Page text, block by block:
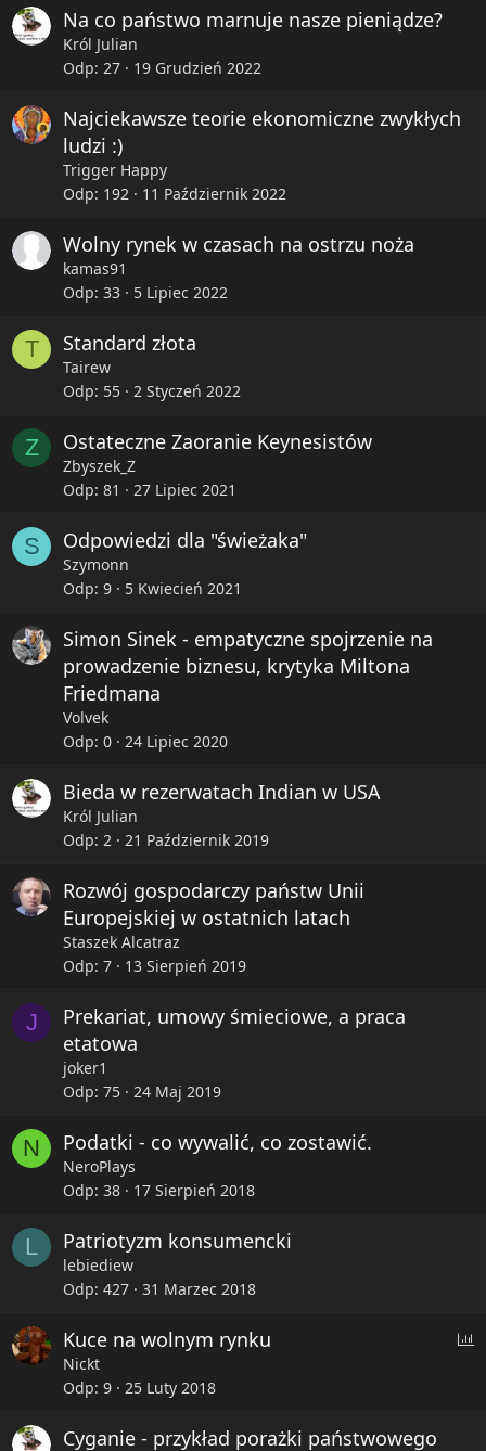
Na co państwo marnuje nasze pieniądze?
Król Julian
Odp 27 19 Grudzień 2022
Najciekawsze teorie ekonomiczne zwykłych
ludzi :)
Trigger Happy
Odp 192 11 Październik 2022
Wolny rynek w czasach na ostrzu noża
kamas91
Odp 33 5 Lipiec 2022
T Standard złota
Tairew
Odp 55 2 Styczeń 2022
Z Ostateczne Zaoranie Keynesistów
Zbyszek_Z
Odp 81 27 Lipiec 2021
S Odpowiedzi dla "świeżaka"
Szymonn
Odp 9 5 Kwiecień 2021
Simon Sinek - empatyczne spojrzenie na
prowadzenie biznesu, krytyka Miltona
Friedmana
Volvek
Odp 0 24 Lipiec 2020
Bieda w rezerwatach Indian w USA
Król Julian
Odp 2 21 Październik 2019
Rozwój gospodarczy państw Unii
Europejskiej w ostatnich latach
Staszek Alcatraz
Odp 7 13 Sierpień 2019
J
Prekariat, umowy śmieciowe, a praca
etatowa
joker1
Odp 75 24 Maj 2019
N Podatki - co wywalić, co zostawić.
NeroPlays
Odp 38 17 Sierpień 2018
L Patriotyzm konsumencki
lebiediew
Odp 427 31 Marzec 2018
Kuce na wolnym rynku
Nickt
Odp 9 25 Luty 2018
Cyganie - przykład porażki państwowego